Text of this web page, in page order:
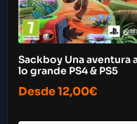
Sackboy Una aventura
lo grande PS4 & PS5
Desde12,00€